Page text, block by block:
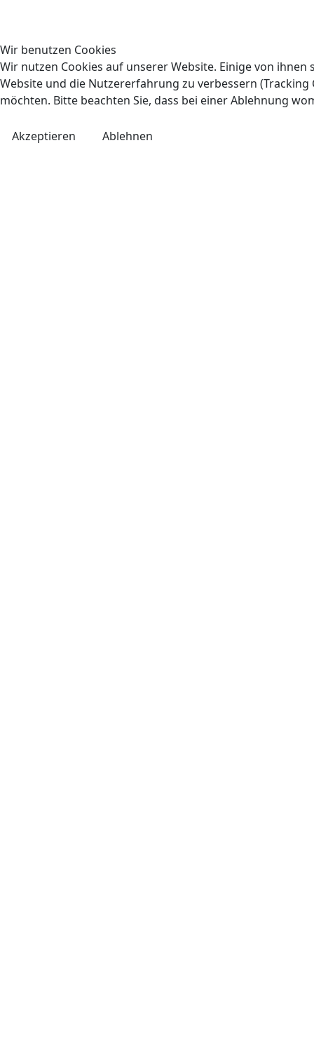
Wir benutzen Cookies
Wir nutzen Cookies auf unserer Website. Einige von
Website und die Nutzererfahrung zu verbessern (Tracking
möchten. Bitte beachten Sie, dass bei einer Ablehnung
Akzeptieren Ablehnen